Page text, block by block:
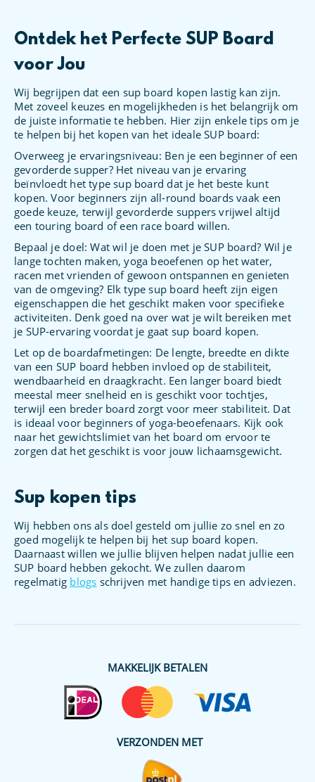
Ontdek het Perfecte SUP Board
voor Jou
Wij begrijpen dat een sup board kopen lastig kan zijn.
Met zoveel keuzes en mogelijkheden is het belangrijk om
de juiste informatie te hebben. Hier zijn enkele tips om je
te helpen bij het kopen van het ideale SUP board:
Overweeg je ervaringsniveau: Ben je een beginner of een
gevorderde supper? Het niveau van je ervaring
beïnvloedt het type sup board dat je het beste kunt
kopen. Voor beginners zijn all-round boards vaak een
goede keuze, terwijl gevorderde suppers vrijwel altijd
een touring board of een race board willen.
Bepaal je doel: Wat wil je doen met je SUP board? Wil je
lange tochten maken, yoga beoefenen op het water,
racen met vrienden of gewoon ontspannen en genieten
van de omgeving? Elk type sup board heeft zijn eigen
eigenschappen die het geschikt maken voor specifieke
activiteiten. Denk goed na over wat je wilt bereiken met
je SUP-ervaring voordat je gaat sup board kopen.
Let op de boardafmetingen: De lengte, breedte en dikte
van een SUP board hebben invloed op de stabiliteit,
wendbaarheid en draagkracht. Een langer board biedt
meestal meer snelheid en is geschikt voor tochtjes,
terwijl een breder board zorgt voor meer stabiliteit. Dat
is ideaal voor beginners of yoga-beoefenaars. Kijk ook
naar het gewichtslimiet van het board om ervoor te
zorgen dat het geschikt is voor jouw lichaamsgewicht.
Sup kopen tips
Wij hebben ons als doel gesteld om jullie zo snel en zo
goed mogelijk te helpen bij het sup board kopen.
Daarnaast willen we jullie blijven helpen nadat jullie een
SUP board hebben gekocht. We zullen daarom
regelmatig blogs schrijven met handige tips en adviezen.
MAKKELIJK BETALEN
VERZONDEN MET